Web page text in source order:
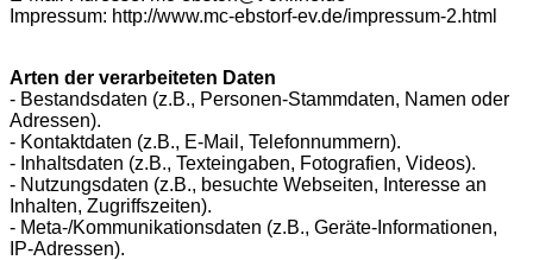
Impressum: http://www.mc-ebstorf-ev.de/impressum-2.html
Arten der verarbeiteten Daten
- Bestandsdaten (z.B., Personen-Stammdaten, Namen oder
Adressen).
- Kontaktdaten (z.B., E-Mail, Telefonnummern).
- Inhaltsdaten (z.B., Texteingaben, Fotografien, Videos).
- Nutzungsdaten (z.B., besuchte Webseiten, Interesse an
Inhalten, Zugriffszeiten).
- Meta-/Kommunikationsdaten (z.B., Geräte-Informationen,
IP-Adressen).